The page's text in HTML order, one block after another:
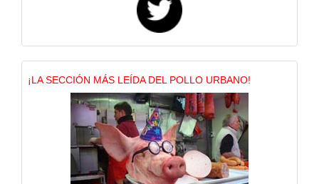
¡LA SECCIÓN MÁS LEÍDA DEL POLLO URBANO!